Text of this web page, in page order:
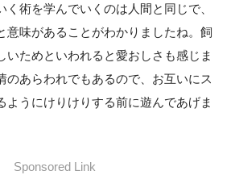
術を学んでいくのは人間と同じで、
意味があることがわかりましたね。飼
いためといわれると愛おしさも感じま
のあらわれでもあるので、お互いにス
ようにけりけりする前に遊んであげま
Sponsored Link